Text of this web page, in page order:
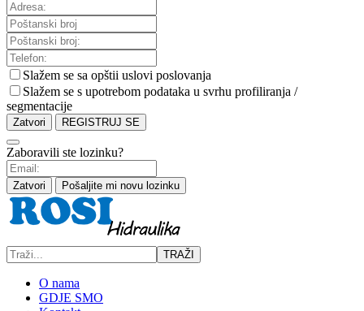
Slažem se sa opštii uslovi poslovanja
Slažem se s upotrebom podataka u svrhu profiliranja /
segmentacije
Zatvori REGISTRUJ SE
Zaboravili ste lozinku?
Zatvori Pošaljite mi novu lozinku
TRAŽI
O nama
GDJE SMO